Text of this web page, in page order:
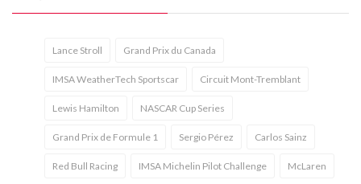
Lance Stroll Grand Prix du Canada
IMSA WeatherTech Sportscar Circuit Mont-Tremblant
Lewis Hamilton NASCAR Cup Series
Grand Prix de Formule 1 Sergio Pérez Carlos Sainz
Red Bull Racing IMSA Michelin Pilot Challenge McLaren